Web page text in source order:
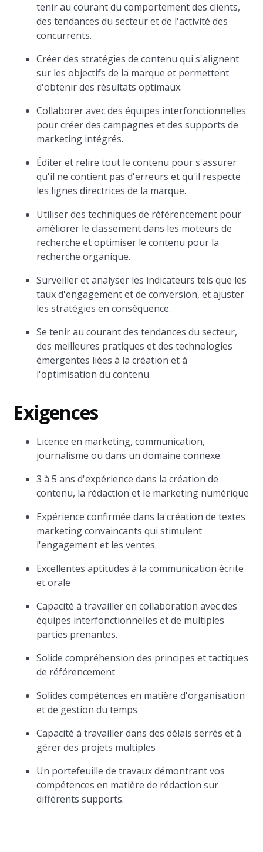
tenir au courant du comportement des clients,
des tendances du secteur et de l'activité des
concurrents.
Créer des stratégies de contenu qui s'alignent
sur les objectifs de la marque et permettent
d'obtenir des résultats optimaux.
Collaborer avec des équipes interfonctionnelles
pour créer des campagnes et des supports de
marketing intégrés.
Éditer et relire tout le contenu pour s'assurer
qu'il ne contient pas d'erreurs et qu'il respecte
les lignes directrices de la marque.
Utiliser des techniques de référencement pour
améliorer le classement dans les moteurs de
recherche et optimiser le contenu pour la
recherche organique.
Surveiller et analyser les indicateurs tels que les
taux d'engagement et de conversion, et ajuster
les stratégies en conséquence.
Se tenir au courant des tendances du secteur,
des meilleures pratiques et des technologies
émergentes liées à la création et à
l'optimisation du contenu.
Exigences
Licence en marketing, communication,
journalisme ou dans un domaine connexe.
3 à 5 ans d'expérience dans la création de
contenu, la rédaction et le marketing numérique
Expérience confirmée dans la création de textes
marketing convaincants qui stimulent
l'engagement et les ventes.
Excellentes aptitudes à la communication écrite
et orale
Capacité à travailler en collaboration avec des
équipes interfonctionnelles et de multiples
parties prenantes.
Solide compréhension des principes et tactiques
de référencement
Solides compétences en matière d'organisation
et de gestion du temps
Capacité à travailler dans des délais serrés et à
gérer des projets multiples
Un portefeuille de travaux démontrant vos
compétences en matière de rédaction sur
différents supports.